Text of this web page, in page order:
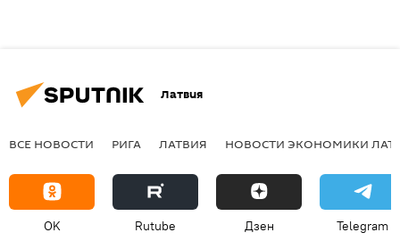
Латвия
ВСЕ НОВОСТИ РИГА ЛАТВИЯ НОВОСТИ ЭКОНОМИКИ
OK Rutube Дзен Telegram